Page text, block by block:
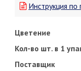
Инструкция
Цветение
Кол-во шт. в 1
Поставщик